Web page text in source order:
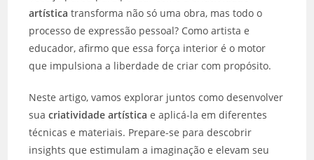
artística transforma não só uma obra, mas todo o
processo de expressão pessoal? Como artista e
educador, afirmo que essa força interior é o motor
que impulsiona a liberdade de criar com propósito.
Neste artigo, vamos explorar juntos como desenvolver
suacriatividade artística e aplicá-la em diferentes
técnicas e materiais. Prepare-se para descobrir
insights que estimulam a imaginação e elevam seu